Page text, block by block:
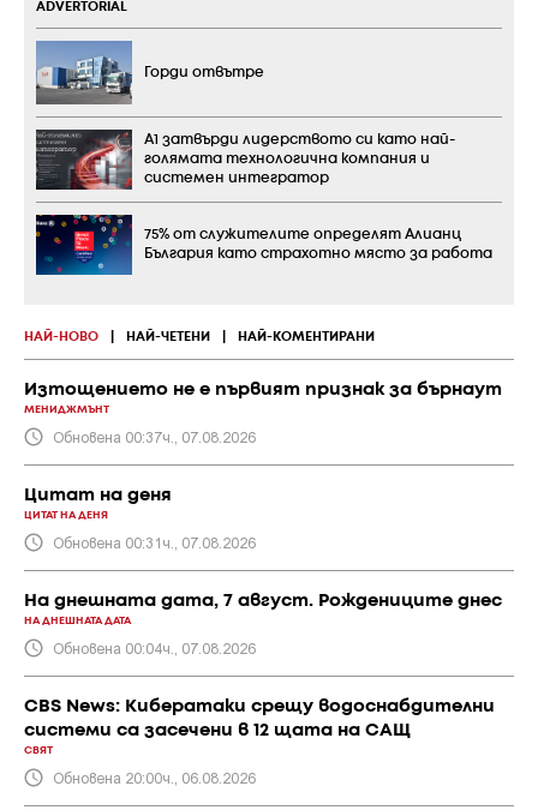
НАЙ-НОВО НАЙ-ЧЕТЕНИ НАЙ-КОМЕНТИРАНИ
Изтощението не е първият признак за бърнаут
МЕНИДЖМЪНТ
Обновена 00:37ч., 07.08.2026
Цитат на деня
ЦИТАТ НА ДЕНЯ
Обновена 00:31ч., 07.08.2026
На днешната дата, 7 август. Рождениците днес
НА ДНЕШНАТА ДАТА
Обновена 00:04ч., 07.08.2026
CBS News: Кибератаки срещу водоснабдителни
системи са засечени в 12 щата на САЩ
СВЯТ
Обновена 20:00ч., 06.08.2026
ADVERTORIAL
Горди отвътре
А1 затвърди лидерството си като най-
голямата технологична компания и
системен интегратор
75% от служителите определят Алианц
България като страхотно място за работа